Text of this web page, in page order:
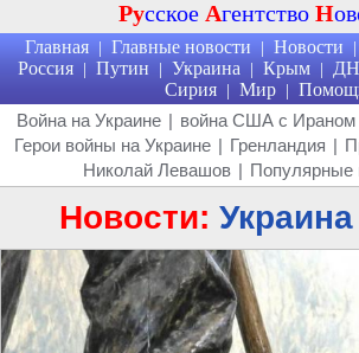
Русское Агентство Н
Главная | Главные новости | Новости |
Россия | Путин | Украина | Крым |
Сирия | Мир |
Война на Украине | война США с Ираном
Герои войны на Украине | Гренландия |
Николай Левашов | Популярные
Новости: